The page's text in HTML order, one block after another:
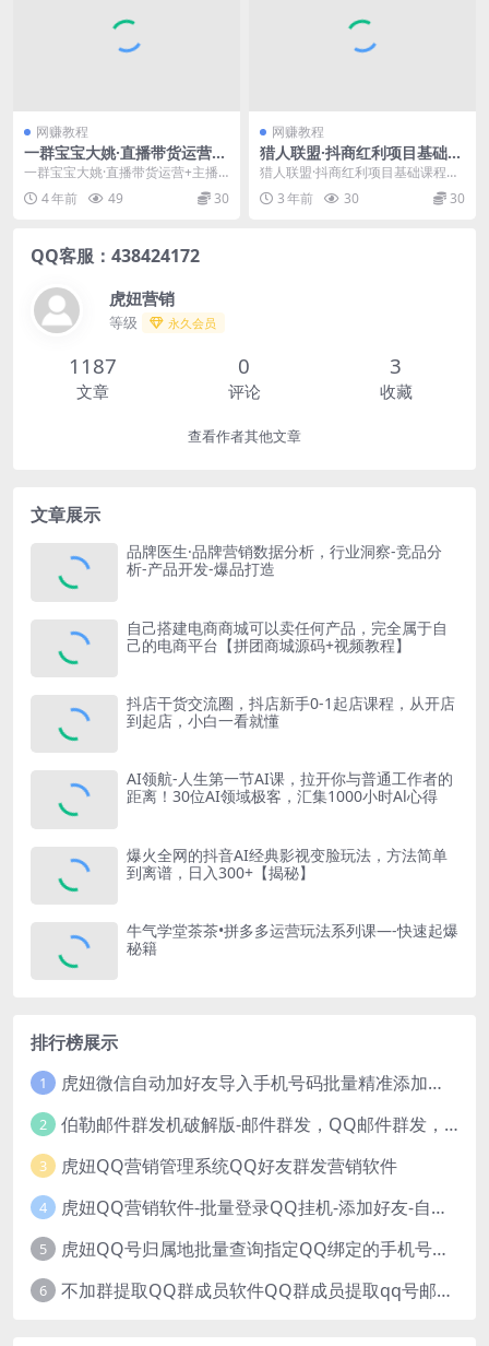
网赚教程
一群宝宝大姚·直播带货运营
+主播系统综合课（新版），
直播带货主播精细化落地成长
课
一群宝宝大姚·直播带货运营+主播
系统综合课（新版），直播带货主
播精细化落地成长课...
4 年前 49 30
网赚教程
猎人联盟·抖商红利项目基础课
程（前期准备工作，开通店铺
流程，店铺基础设置等）
猎人联盟·抖商红利项目基础课程
（前期准备工作，开通店铺流程，
店铺基础设置等） 课...
3 年前 30 30
QQ客服：438424172
虎妞营销
等级 永久会员
1187
文章
0
评论
3
收藏
查看作者其他文章
文章展示
品牌医生·品牌营销数据分析，行业洞察-竞品分
析-产品开发-爆品打造
自己搭建电商商城可以卖任何产品，完全属于自
己的电商平台【拼团商城源码+视频教程】
抖店干货交流圈，抖店新手0-1起店课程，从开店
到起店，小白一看就懂
AI领航-人生第一节AI课，拉开你与普通工作者的
距离！30位AI领域极客，汇集1000小时Al心得
爆火全网的抖音AI经典影视变脸玩法，方法简单
到离谱，日入300+【揭秘】
牛气学堂茶茶•拼多多运营玩法系列课—-快速起爆
秘籍
排行榜展示
1 虎妞微信自动加好友导入手机号码批量精准添加客户售营销软件微商工具
2 伯勒邮件群发机破解版-邮件群发，QQ邮件群发，邮件群发软件，伯乐邮件群发工具，邮件群发器
3 虎妞QQ营销管理系统QQ好友群发营销软件
4 虎妞QQ营销软件-批量登录QQ挂机-添加好友-自动加群-群发消息-临时会话
5 虎妞QQ号归属地批量查询指定QQ绑定的手机号软件
6 不加群提取QQ群成员软件QQ群成员提取qq号邮箱软件